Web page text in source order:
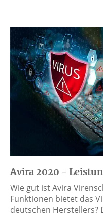
Avira 2020 -
Wie gut ist Avira
Funktionen bietet das
deutschen Herstellers?